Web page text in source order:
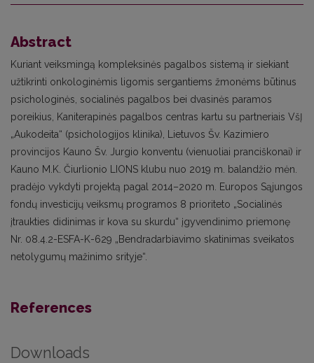
Abstract
Kuriant veiksmingą kompleksinės pagalbos sistemą ir siekiant
užtikrinti onkologinėmis ligomis sergantiems žmonėms būtinus
psichologinės, socialinės pagalbos bei dvasinės paramos
poreikius, Kaniterapinės pagalbos centras kartu su partneriais VšĮ
„Aukodeita“ (psichologijos klinika), Lietuvos Šv. Kazimiero
provincijos Kauno Šv. Jurgio konventu (vienuoliai pranciškonai) ir
Kauno M.K. Čiurlionio LIONS klubu nuo 2019 m. balandžio mėn.
pradėjo vykdyti projektą pagal 2014–2020 m. Europos Sąjungos
fondų investicijų veiksmų programos 8 prioriteto „Socialinės
įtraukties didinimas ir kova su skurdu“ įgyvendinimo priemonę
Nr. 08.4.2-ESFA-K-629 „Bendradarbiavimo skatinimas sveikatos
netolygumų mažinimo srityje“.
References
Downloads